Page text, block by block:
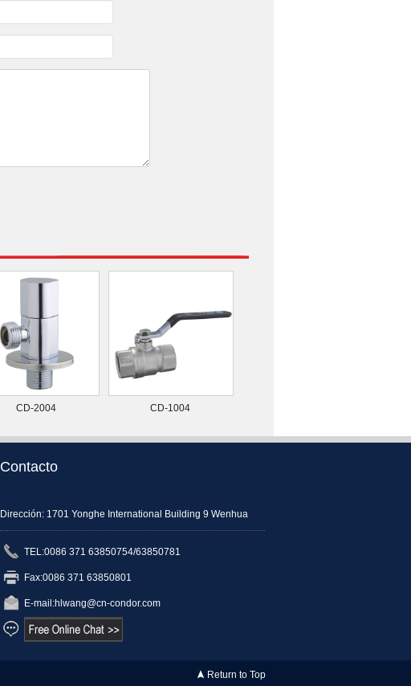
CD-2004 CD-1004
Contacto
Dirección: 1701 Yonghe International Building 9 Wenhua
TEL:0086 371 63850754/63850781
Fax:0086 371 63850801
E-mail:hlwang@cn-condor.com
Return to Top